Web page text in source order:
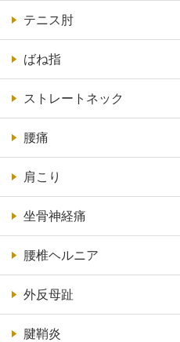
テニス肘
ばね指
ストレートネック
腰痛
肩こり
坐骨神経痛
腰椎ヘルニア
外反母趾
腱鞘炎